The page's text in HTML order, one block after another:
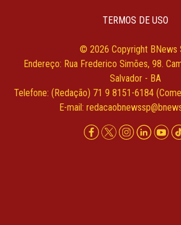
TERMOS DE USO
© 2026 Copyright BNews
Endereço: Rua Frederico Simões, 98.
Salvador - BA
Telefone: (Redação) 71 9 8151-6184
E-mail: